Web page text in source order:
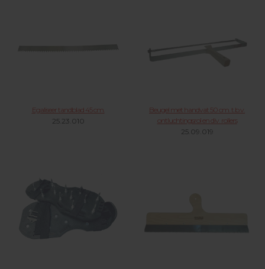
Egaliseer tandblad 45 cm.
25.23.010
Beugel met handvat 50 cm. t.b.v.
ontluchtingsrol en div. rollers
25.09.019